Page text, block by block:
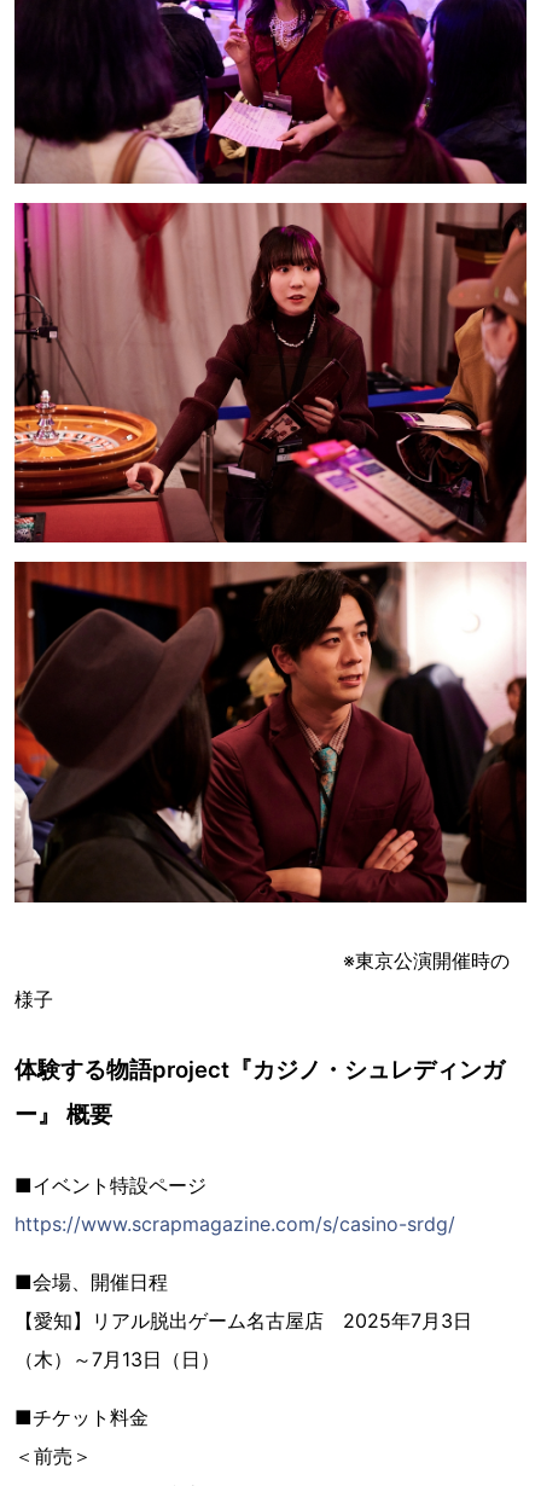
※東京公演開催時の
様子
体験する物語project『カジノ・シュレディンガ
ー』 概要
■イベント特設ページ
https://www.scrapmagazine.com/s/casino-srdg/
■会場、開催日程
【愛知】リアル脱出ゲーム名古屋店 2025年7月3日
（木）～7月13日（日）
■チケット料金
＜前売＞